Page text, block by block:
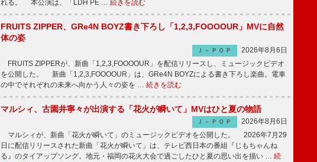
れる。 本公演は、「LDH PE … 続きを読む
FRUITS ZIPPER、GRe4N BOYZ書き下ろし「1,2,3,FOOOOUR」MVに自然
体の姿
Ｊ－ＰＯＰ
2026年8月6日
FRUITS ZIPPERが、新曲「1,2,3,FOOOOUR」を配信リリースし、ミュージックビデオ
を公開した。 新曲「1,2,3,FOOOOUR」は、GRe4N BOYZによる書き下ろし楽曲。電車
の中でそれぞれの未来へ向かう人々の姿を … 続きを読む
マルシィ、古園井寧々が出演する「花火が瞬いて」MVはひと夏の物語
Ｊ－ＰＯＰ
2026年8月6日
マルシィが、新曲「花火が瞬いて」のミュージックビデオを公開した。 2026年7月29
日に配信リリースされた新曲「花火が瞬いて」は、テレビ西日本の番組『じもちゃんね
る』のタイアップソング。地元・福岡の花火大会で過ごしたひと夏の思い出を描い … 続